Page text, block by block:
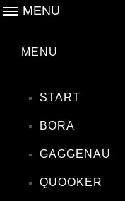
MENU
MENU
START
BORA
GAGGENAU
QUOOKER